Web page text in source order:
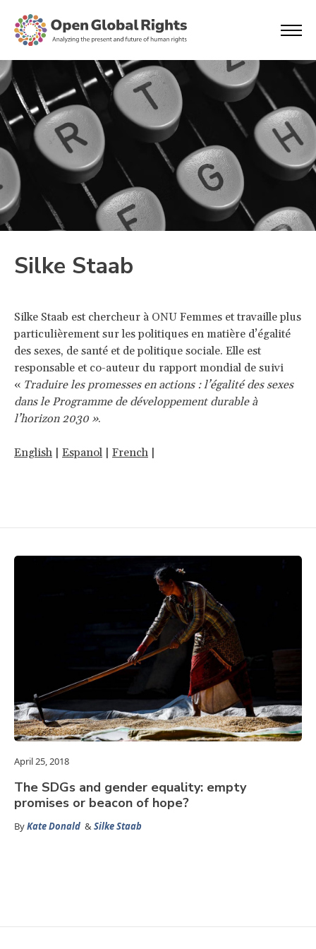
Silke Staab
Silke Staab est chercheur à ONU Femmes et travaille plus
particulièrement sur les politiques en matière d’égalité
des sexes, de santé et de politique sociale. Elle est
responsable et co-auteur du rapport mondial de suivi
« Traduire les promesses en actions : l’égalité des sexes
dans le Programme de développement durable à
l’horizon 2030 ».
English | Espanol | French |
April 25, 2018
The SDGs and gender equality: empty
promises or beacon of hope?
ByKate Donald &Silke Staab